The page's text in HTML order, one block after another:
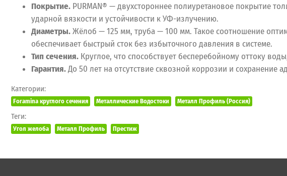
Покрытие. PURMAN® — двухстороннее полиуретановое покрытие
ударной вязкости и устойчивости к УФ-излучению.
Диаметры.Жёлоб — 125 мм, труба — 100 мм. Такое соотношение
обеспечивает быстрый сток без избыточного давления в системе.
Тип сечения. Круглое, что способствует бесперебойному оттоку
Гарантия.До 50 лет на отсутствие сквозной коррозии и сохранение
Категории:
Foramina круглого сечения Металлические Водостоки Металл Профиль (Россия)
Теги:
Угол желоба Металл Профиль Престиж